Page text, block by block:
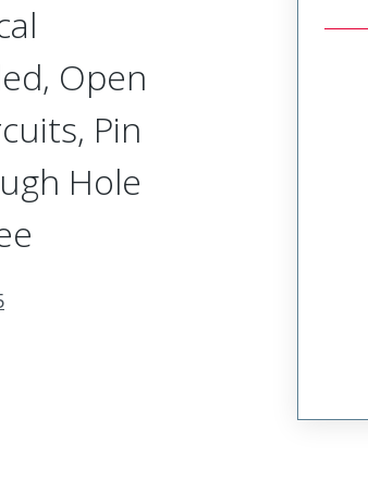
Open
Pin
Hole